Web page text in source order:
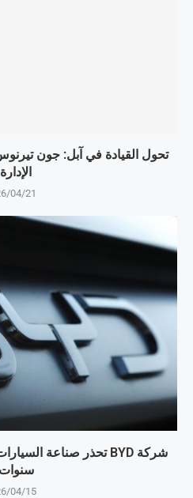
تحول القيادة في آبل: جون
الإدارة
04/21
سنوات
04/15